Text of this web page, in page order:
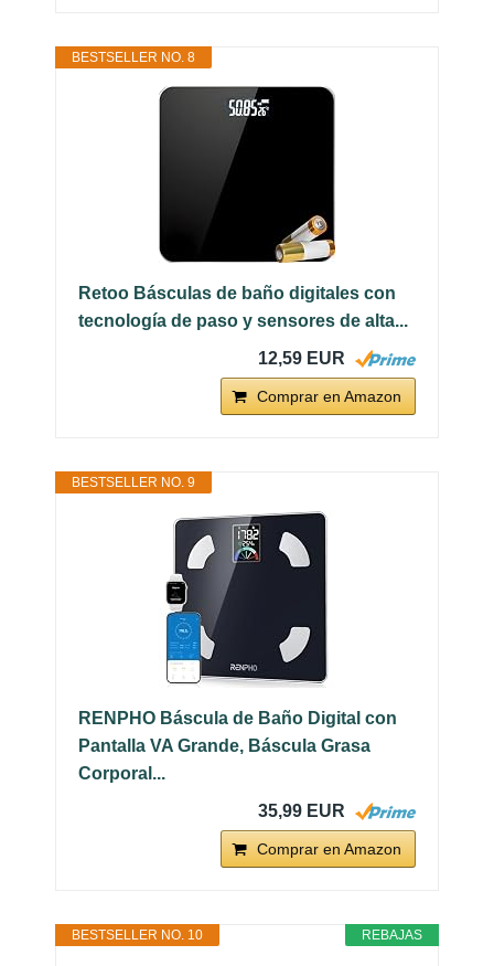
BESTSELLER NO. 8
Retoo Básculas de baño digitales con
tecnología de paso y sensores de alta...
12,59 EUR
Comprar en Amazon
BESTSELLER NO. 9
RENPHO Báscula de Baño Digital con
Pantalla VA Grande, Báscula Grasa
Corporal...
35,99 EUR
Comprar en Amazon
REBAJAS
BESTSELLER NO. 10